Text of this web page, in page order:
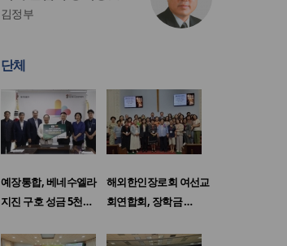
김정부
단체
예장통합, 베네수엘라
지진 구호 성금 5천…
해외한인장로회 여선교
회연합회, 장학금 …